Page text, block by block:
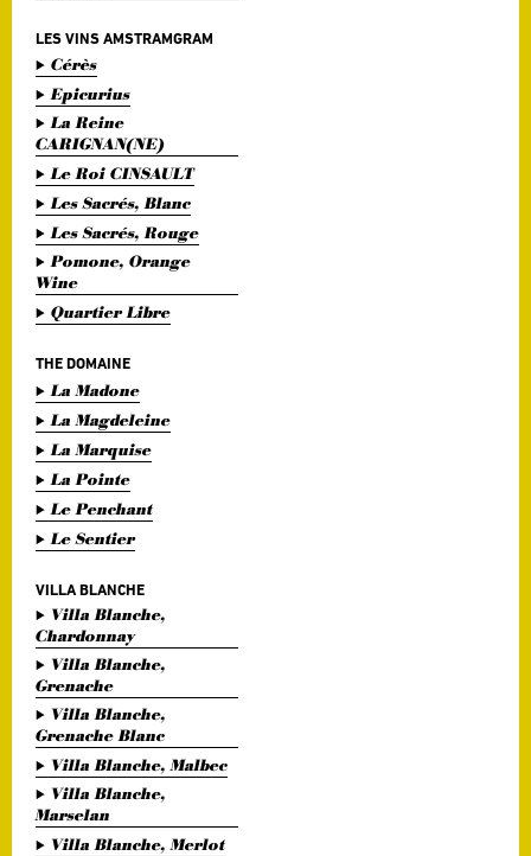
LES VINS AMSTRAMGRAM
Cérès
Epicurius
La Reine
CARIGNAN(NE)
Le Roi CINSAULT
Les Sacrés, Blanc
Les Sacrés, Rouge
Pomone, Orange
Wine
Quartier Libre
THE DOMAINE
La Madone
La Magdeleine
La Marquise
La Pointe
Le Penchant
Le Sentier
VILLA BLANCHE
Villa Blanche,
Chardonnay
Villa Blanche,
Grenache
Villa Blanche,
Grenache Blanc
Villa Blanche, Malbec
Villa Blanche,
Marselan
Villa Blanche, Merlot